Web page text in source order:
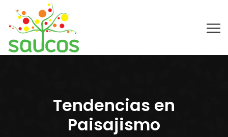
Tendencias en
Paisajismo